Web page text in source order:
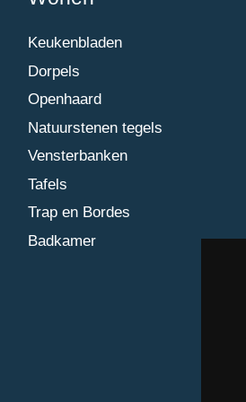
Keukenbladen
Dorpels
Openhaard
Natuurstenen tegels
Vensterbanken
Tafels
Trap en Bordes
Badkamer